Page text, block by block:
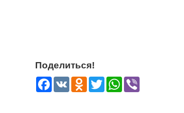
Поделиться!
Facebook
VK Odnoklassniki
TwitterWhatsApp